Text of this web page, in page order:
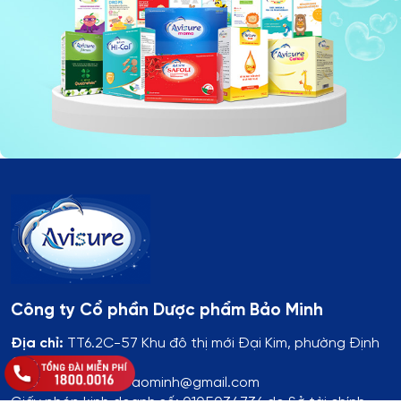
Công ty Cổ phần Dược phẩm Bảo Minh
Địa chỉ: TT6.2C-57 Khu đô thị mới Đại Kim, phường Định
Công, TP Hà Nội
Email: duocphambaominh@gmail.com
Giấy phép kinh doanh số: 0105034736 do Sở tài chính